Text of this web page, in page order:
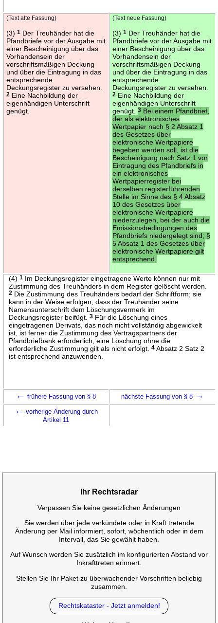
(Text alte Fassung)
(3) 1Der Treuhänder hat die
Pfandbriefe vor der Ausgabe mit
einer Bescheinigung über das
Vorhandensein der
vorschriftsmäßigen Deckung
und über die Eintragung in das
entsprechende
Deckungsregister zu versehen.
2Eine Nachbildung der
eigenhändigen Unterschrift
genügt.
(Text neue Fassung)
(3) 1Der Treuhänder hat die
Pfandbriefe vor der Ausgabe mit
einer Bescheinigung über das
Vorhandensein der
vorschriftsmäßigen Deckung
und über die Eintragung in das
entsprechende
Deckungsregister zu versehen.
2Eine Nachbildung der
eigenhändigen Unterschrift
genügt.
3Bei einem Pfandbrief,
der als elektronisches
Wertpapier nach § 2 Absatz 1
des Gesetzes über
elektronische Wertpapiere
begeben werden soll, ist die
Bescheinigung nach Satz 1 vor
Eintragung des Pfandbriefs in
ein elektronisches
Wertpapierregister bei
derselben registerführenden
Stelle im Sinne des § 4 Absatz
10 des Gesetzes über
elektronische Wertpapiere
niederzulegen, bei der auch die
Emissionsbedingungen des
Pfandbriefs niedergelegt sind; §
5 Absatz 1 des Gesetzes über
elektronische Wertpapiere gilt
entsprechend.
(4) 1Im Deckungsregister eingetragene Werte können nur mit
Zustimmung des Treuhänders in dem Register gelöscht werden.
2Die Zustimmung des Treuhänders bedarf der Schriftform; sie
kann in der Weise erfolgen, dass der Treuhänder seine
Namensunterschrift dem Löschungsvermerk im
Deckungsregister beifügt.
3Für die Löschung eines
eingetragenen Derivats, das noch nicht vollständig abgewickelt
ist, ist ferner die Zustimmung des Vertragspartners der
Pfandbriefbank erforderlich; eine Löschung ohne die
erforderliche Zustimmung gilt als nicht erfolgt.
4Absatz 2 Satz 2
ist entsprechend anzuwenden.
← frühere Fassung von § 8 nächste Fassung von § 8 →
← vorherige Änderung durch
Artikel 11
Ihr Rechtsradar
Verpassen Sie keine gesetzlichen Änderungen
Sie werden über jede verkündete oder in Kraft tretende
Änderung per Mail informiert, sofort, wöchentlich oder in dem
Intervall, das Sie gewählt haben.
Auf Wunsch werden Sie zusätzlich im konfigurierten Abstand vor
Inkrafttreten erinnert.
Stellen Sie Ihr Paket zu überwachender Vorschriften beliebig
zusammen.
Rechtskataster - Jetzt anmelden!